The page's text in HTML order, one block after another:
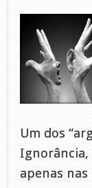
Um dos
Ignorância,
apenas